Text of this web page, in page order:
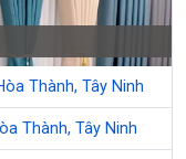
Thành, Tây Ninh
Thành, Tây Ninh